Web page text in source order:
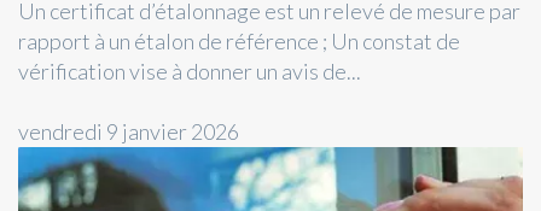
Un certificat d’étalonnage est un relevé de mesure par
rapport à un étalon de référence ; Un constat de
vérification vise à donner un avis de...
vendredi 9 janvier 2026